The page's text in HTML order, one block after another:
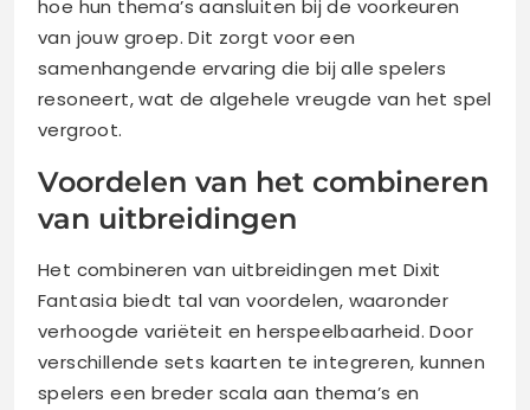
hoe hun thema’s aansluiten bij de voorkeuren
van jouw groep. Dit zorgt voor een
samenhangende ervaring die bij alle spelers
resoneert, wat de algehele vreugde van het spel
vergroot.
Voordelen van het combineren
van uitbreidingen
Het combineren van uitbreidingen met Dixit
Fantasia biedt tal van voordelen, waaronder
verhoogde variëteit en herspeelbaarheid. Door
verschillende sets kaarten te integreren, kunnen
spelers een breder scala aan thema’s en